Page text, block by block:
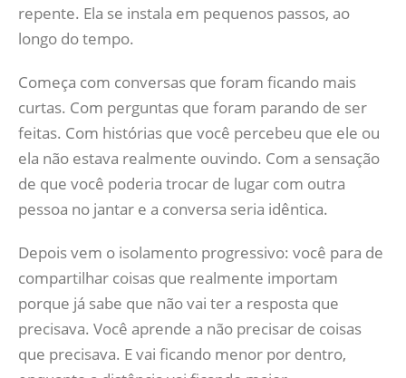
repente. Ela se instala em pequenos passos, ao
longo do tempo.
Começa com conversas que foram ficando mais
curtas. Com perguntas que foram parando de ser
feitas. Com histórias que você percebeu que ele ou
ela não estava realmente ouvindo. Com a sensação
de que você poderia trocar de lugar com outra
pessoa no jantar e a conversa seria idêntica.
Depois vem o isolamento progressivo: você para de
compartilhar coisas que realmente importam
porque já sabe que não vai ter a resposta que
precisava. Você aprende a não precisar de coisas
que precisava. E vai ficando menor por dentro,